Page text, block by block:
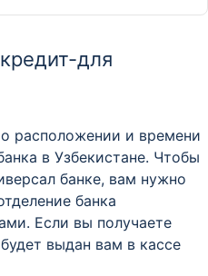
для
расположении и времени
в Узбекистане. Чтобы
банке, вам нужно
банка
Если вы получаете
выдан вам в кассе